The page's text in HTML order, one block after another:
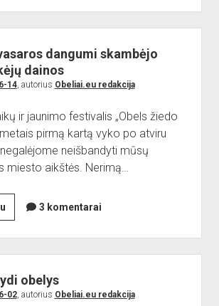
pasakiškai
graži
Kviečiame
fotografuoti
dangumi skambėjo
dainos
14, autorius Obeliai.eu redakcija
ir jaunimo festivalis „Obels žiedo
pirmą kartą vyko po atviru
neišbandyti mūsų
miesto aikštės. Nerimą…
Po
saulėtu
vasaros
dangumi
skambėjo
jaunųjų
3 komentarai
obelys
02, autorius Obeliai.eu redakcija